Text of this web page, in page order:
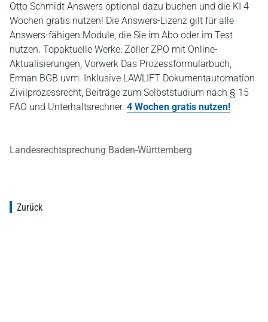
Otto Schmidt Answers optional dazu buchen und die KI 4
Wochen gratis nutzen! Die Answers-Lizenz gilt für alle
Answers-fähigen Module, die Sie im Abo oder im Test
nutzen. Topaktuelle Werke: Zöller ZPO mit Online-
Aktualisierungen, Vorwerk Das Prozessformularbuch,
Erman BGB uvm. Inklusive LAWLIFT Dokumentautomation
Zivilprozessrecht, Beiträge zum Selbststudium nach § 15
FAO und Unterhaltsrechner. 4 Wochen gratis nutzen!
Landesrechtsprechung Baden-Württemberg
Zurück